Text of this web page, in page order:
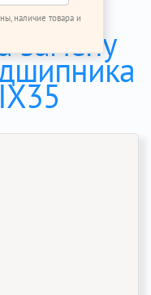
наличие товара и
замену